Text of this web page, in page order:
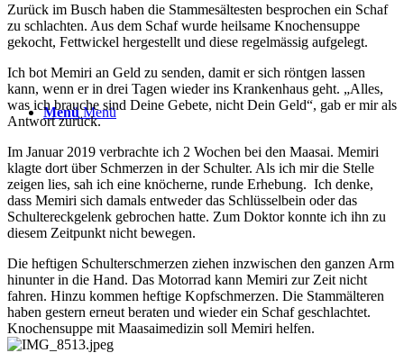
Menü Menü
Zurück im Busch haben die Stammesältesten besprochen ein Schaf
zu schlachten. Aus dem Schaf wurde heilsame Knochensuppe
gekocht, Fettwickel hergestellt und diese regelmässig aufgelegt.
Ich bot Memiri an Geld zu senden, damit er sich röntgen lassen
kann, wenn er in drei Tagen wieder ins Krankenhaus geht. „Alles,
was ich brauche sind Deine Gebete, nicht Dein Geld“, gab er mir als
Antwort zurück.
Im Januar 2019 verbrachte ich 2 Wochen bei den Maasai. Memiri
klagte dort über Schmerzen in der Schulter. Als ich mir die Stelle
zeigen lies, sah ich eine knöcherne, runde Erhebung. Ich denke,
dass Memiri sich damals entweder das Schlüsselbein oder das
Schultereckgelenk gebrochen hatte. Zum Doktor konnte ich ihn zu
diesem Zeitpunkt nicht bewegen.
Die heftigen Schulterschmerzen ziehen inzwischen den ganzen Arm
hinunter in die Hand. Das Motorrad kann Memiri zur Zeit nicht
fahren. Hinzu kommen heftige Kopfschmerzen. Die Stammälteren
haben gestern erneut beraten und wieder ein Schaf geschlachtet.
Knochensuppe mit Maasaimedizin soll Memiri helfen.